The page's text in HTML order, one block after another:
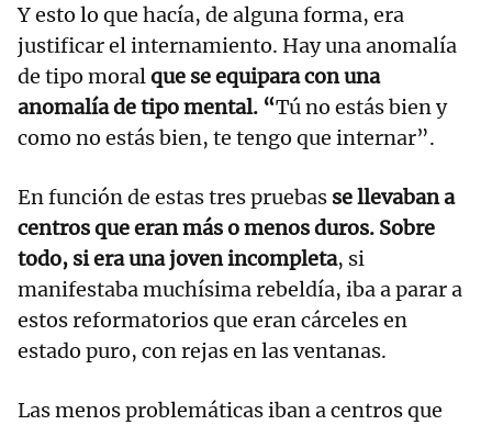
Y esto lo que hacía, de alguna forma, era
justificar el internamiento. Hay una anomalía
de tipo moralque se equipara con una
anomalía de tipo mental. “Tú no estás bien y
como no estás bien, te tengo que internar”.
En función de estas tres pruebas se llevaban a
centros que eran más o menos duros. Sobre
todo, si era una joven incompleta, si
manifestaba muchísima rebeldía, iba a parar a
estos reformatorios que eran cárceles en
estado puro, con rejas en las ventanas.
Las menos problemáticas iban a centros que